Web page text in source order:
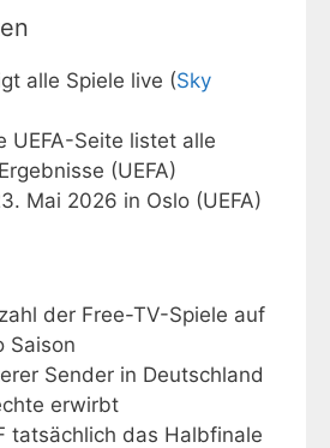
alle Spiele live (Sky
UEFA-Seite listet alle
(UEFA)
Mai 2026 in Oslo (UEFA)
der Free-TV-Spiele auf
Saison
Sender in Deutschland
erwirbt
tatsächlich das Halbfinale